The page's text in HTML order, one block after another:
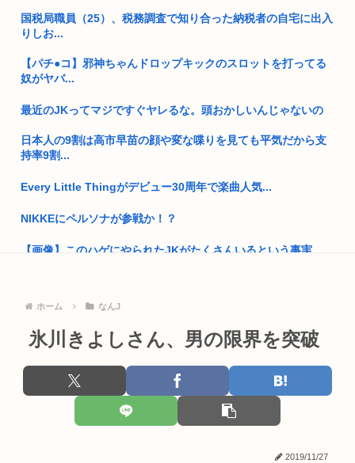
向かいのアパートの部屋の男が窓を開けて繰り返しオ●ニー 40
代女...
国家情報局のスパイ通報フォーム、マイクロソフト365だった
www
【人類滅亡】テスト中のAIの脱走が相次ぐ。今度は中国AI
35歳私、>>5で処女捧げます
【画像】小池百合子×高市早苗
ワイ風俗とか行ったことないんやけどさ??
【動画】女さん「男と話してる時、おぱーい見てるのすぐわか
【天皇】すまん、小林よりしのりを支持するわ
国税局職員（25）、税務調査で知り合った納税者の自宅に出入
りしお...
【パチ●コ】邪神ちゃんドロップキックのスロットを打ってる
奴がヤバ...
最近のJKってマジですぐヤレるな。頭おかしいんじゃないの
日本人の9割は高市早苗の顔や変な喋りを見ても平気だから支
持率9割...
Every Little Thingがデビュー30周年で楽曲人気...
NIKKEにペルソナが参戦か！？
【画像】このハゲにやられたJKがたくさんいるという事実
だが？...
【悲報】隣家の室外機、限界突破www （※画像あり）
【悲報】元ジャンポケ・斉藤慎二被告は“無罪を立証”できる？
ホーム なんJ
氷川きよしさん、男の限界を突破
2019/11/27